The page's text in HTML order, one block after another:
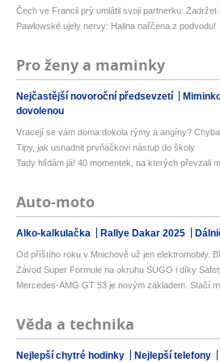
Čech ve Francii prý umlátil svoji partnerku: Zadržet
Pawlowské ujely nervy: Halina nařčena z podvodu!
Pro ženy a maminky
Nejčastější novoroční předsevzetí
dovolenou
Vracejí se vám doma dokola rýmy a angíny?
Tipy, jak usnadnit prvňáčkovi nástup do školy
Tady hlídám já! 40 momentek, na kterých převzali
Auto-moto
Alko-kalkulačka Rallye Dakar 2025
Od příštího roku v Mnichově už jen elektromobily.
Závod Super Formule na okruhu SUGO i díky
Mercedes-AMG GT 53 je novým základem. Stačí
Věda a technika
Nejlepší chytré hodinky Nejlepší telefony